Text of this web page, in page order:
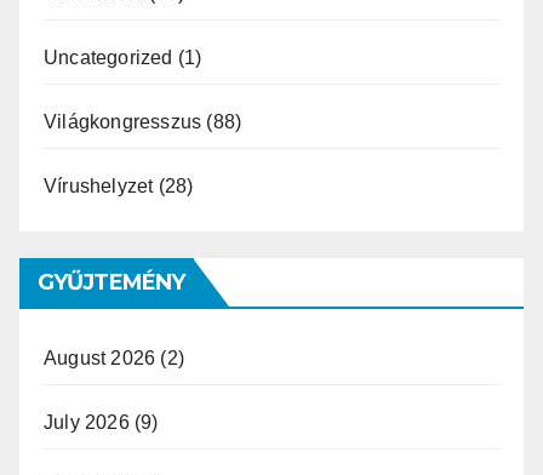
Uncategorized (1)
Világkongresszus (88)
Vírushelyzet(28)
GYŰJTEMÉNY
August 2026 (2)
July 2026(9)